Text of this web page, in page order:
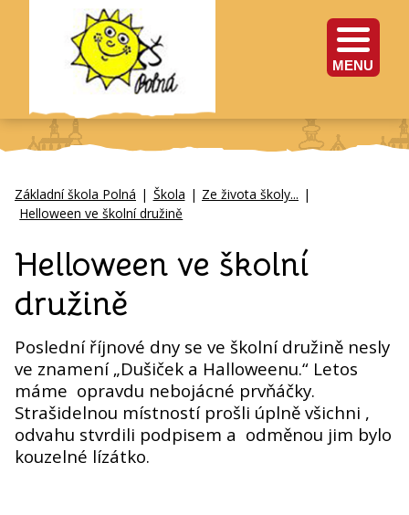
MENU
Základní škola Polná | Škola | Ze života školy... |
Helloween ve školní družině
Helloween ve školní
družině
Poslední říjnové dny se ve školní družině nesly
ve znamení „Dušiček a Halloweenu.“ Letos
máme opravdu nebojácné prvňáčky.
Strašidelnou místností prošli úplně všichni ,
odvahu stvrdili podpisem a odměnou jim bylo
kouzelné lízátko.